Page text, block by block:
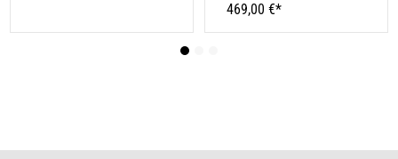
469,00 €*